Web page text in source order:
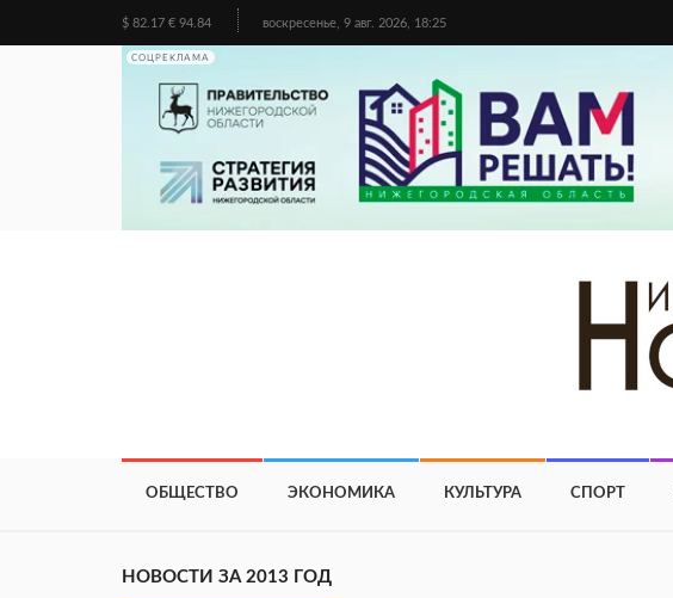
$ 82.17 € 94.84 воскресенье, 9 авг. 2026, 18:25
СОЦРЕКЛАМА
ОБЩЕСТВО ЭКОНОМИКА КУЛЬТУРА СПОРТ
НОВОСТИ ЗА 2013 ГОД